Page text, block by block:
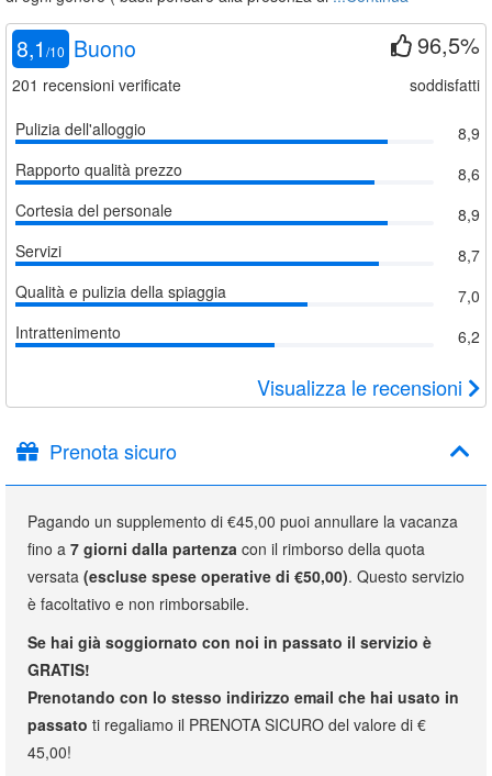
8,1 /10 Buono
201 recensioni verificate
96,5%
soddisfatti
Pulizia dell'alloggio
8,9
Rapporto qualità prezzo
8,6
Cortesia del personale
8,9
Servizi
8,7
Qualità e pulizia della spiaggia
7,0
Intrattenimento
6,2
Visualizza le recensioni
Prenota sicuro
Pagando un supplemento di €45,00 puoi annullare la vacanza
fino a 7 giorni dalla partenza con il rimborso della quota
versata (escluse spese operative di €50,00). Questo servizio
è facoltativo e non rimborsabile.
Se hai già soggiornato con noi in passato il servizio è
GRATIS!
Prenotando con lo stesso indirizzo email che hai usato in
passato ti regaliamo il PRENOTA SICURO del valore di €
45,00!